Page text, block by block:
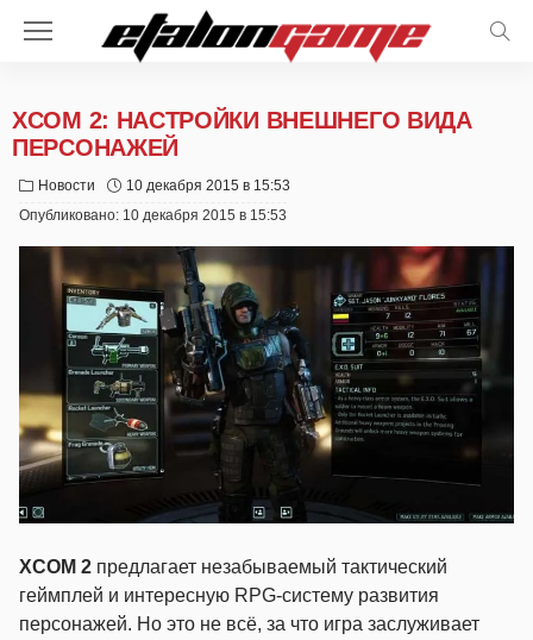
XCOM 2: НАСТРОЙКИ ВНЕШНЕГО ВИДА
ПЕРСОНАЖЕЙ
Новости
10 декабря 2015 в 15:53
Опубликовано: 10 декабря 2015 в 15:53
XCOM 2 предлагает незабываемый тактический
геймплей и интересную RPG-систему развития
персонажей. Но это не всё, за что игра заслуживает